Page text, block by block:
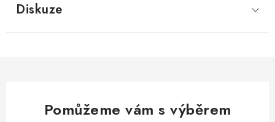
Diskuze
Pomůžeme vám s výběrem